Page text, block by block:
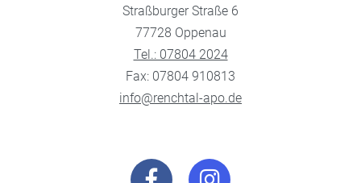
Straßburger Straße 6
77728 Oppenau
Tel.: 07804 2024
Fax: 07804 910813
info@renchtal-apo.de